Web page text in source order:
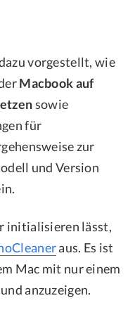
vorgestellt, wie
Macbook auf
sowie
für
zur
und Version
initialisieren lässt,
aus. Es ist
Mac mit nur einem
anzuzeigen.